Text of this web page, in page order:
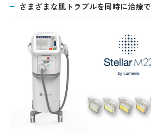
さまざまな肌トラブルを同時に治療